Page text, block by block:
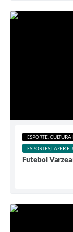
ESPORTE, CULTURA
ESPORTES,LAZER E
Futebol